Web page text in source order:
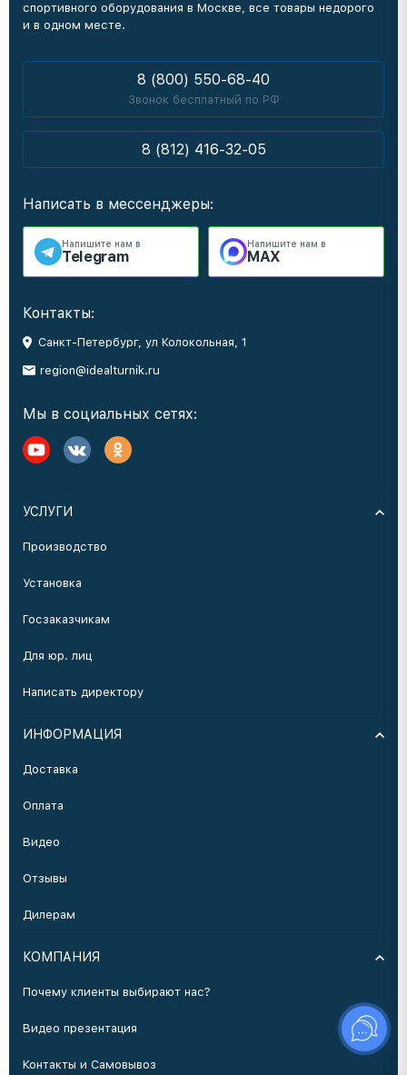
спортивного оборудования в Москве, все товары недорого
и в одном месте.
8 (800) 550-68-40
Звонок бесплатный по РФ
8 (812) 416-32-05
Написать в мессенджеры:
Напишите нам в
Telegram
Напишите нам в
MAX
Контакты:
Санкт-Петербург, ул Колокольная, 1
region@idealturnik.ru
Мы в социальных сетях:
УСЛУГИ
Производство
Установка
Госзаказчикам
Для юр. лиц
Написать директору
ИНФОРМАЦИЯ
Доставка
Оплата
Видео
Отзывы
Дилерам
КОМПАНИЯ
Почему клиенты выбирают нас?
Видео презентация
Контакты и Самовывоз